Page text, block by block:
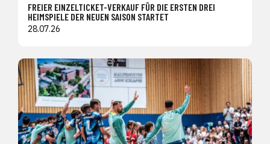
FREIER EINZELTICKET-VERKAUF FÜR DIE ERSTEN DREI
HEIMSPIELE DER NEUEN SAISON STARTET
28.07.26